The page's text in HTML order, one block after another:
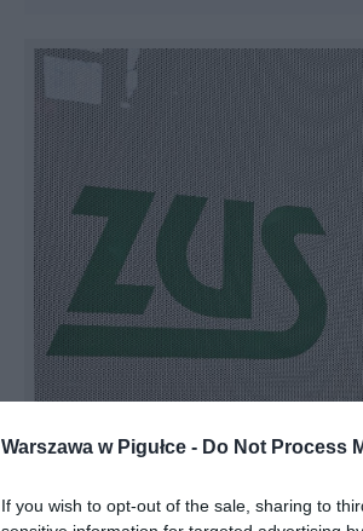
Warszawa w Pigułce - Do Not Process
If you wish to opt-out of the sale, sharing to